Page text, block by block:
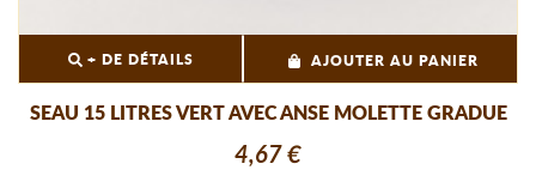
+ DE DÉTAILS AJOUTER AU PANIER
SEAU 15 LITRES VERT AVEC ANSE MOLETTE GRADUE
4,67 €